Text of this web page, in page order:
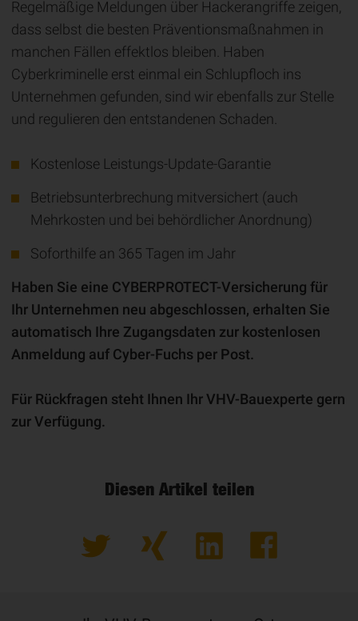
Regelmäßige Meldungen über Hackerangriffe zeigen,
dass selbst die besten Präventionsmaßnahmen in
manchen Fällen effektlos bleiben. Haben
Cyberkriminelle erst einmal ein Schlupfloch ins
Unternehmen gefunden, sind wir ebenfalls zur Stelle
und regulieren den entstandenen Schaden.
Kostenlose Leistungs-Update-Garantie
Betriebsunterbrechung mitversichert (auch
Mehrkosten und bei behördlicher Anordnung)
Soforthilfe an 365 Tagen im Jahr
Haben Sie eine CYBERPROTECT-Versicherung für
Ihr Unternehmen neu abgeschlossen, erhalten Sie
automatisch Ihre Zugangsdaten zur kostenlosen
Anmeldung auf Cyber-Fuchs per Post.
Für Rückfragen steht Ihnen Ihr VHV-Bauexperte gern
zur Verfügung.
Diesen Artikel teilen